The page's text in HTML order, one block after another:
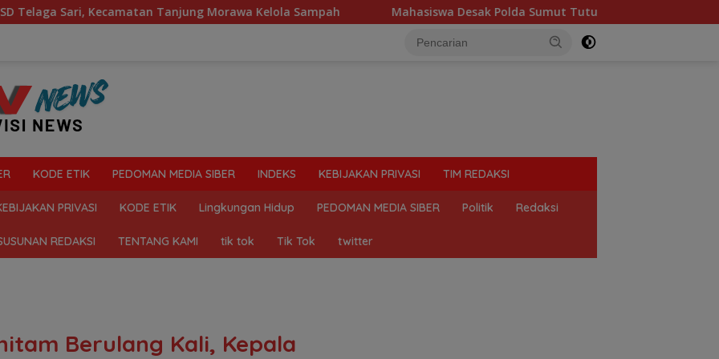
Tanjung Morawa Kelola Sampah Mahasiswa Desak Polda Sumut Tutup Dugaan Lokasi Judi “Las Vegas” di
KODE ETIK PEDOMAN MEDIA SIBER INDEKS KEBIJAKAN PRIVASI TIM REDAKSI
PRIVASI KODE ETIK Lingkungan Hidup PEDOMAN MEDIA SIBER Politik Redaksi
REDAKSI TENTANG KAMI tik tok Tik Tok twitter
Berulang Kali, Kepala